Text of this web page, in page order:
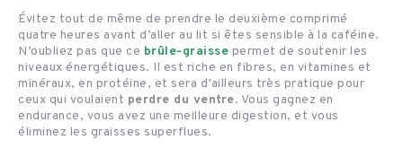
Évitez tout de même de prendre le deuxième comprimé
quatre heures avant d’aller au lit si êtes sensible à la caféine.
N’oubliez pas que ce brûle-graisse permet de soutenir les
niveaux énergétiques. Il est riche en fibres, en vitamines et
minéraux, en protéine, et sera d’ailleurs très pratique pour
ceux qui voulaient perdre du ventre. Vous gagnez en
endurance, vous avez une meilleure digestion, et vous
éliminez les graisses superflues.